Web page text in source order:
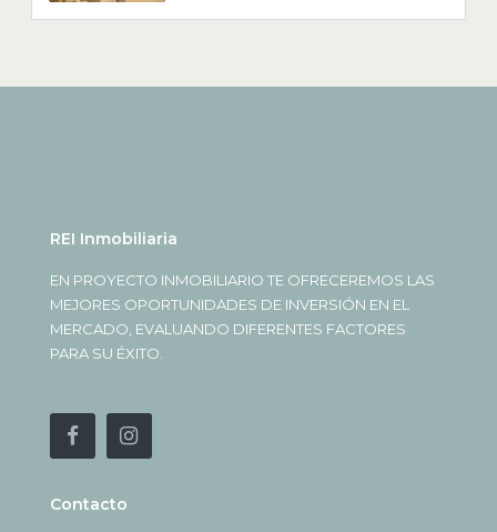
REI Inmobiliaria
EN PROYECTO INMOBILIARIO TE OFRECEREMOS LAS
MEJORES OPORTUNIDADES DE INVERSIÓN EN EL
MERCADO, EVALUANDO DIFERENTES FACTORES
PARA SU ÉXITO.
Contacto